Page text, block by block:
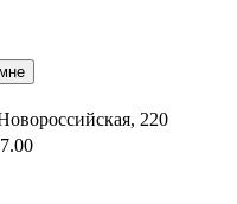
220